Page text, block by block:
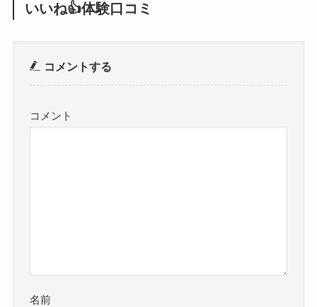
いいね👍体験口コミ
コメントする
コメント
名前